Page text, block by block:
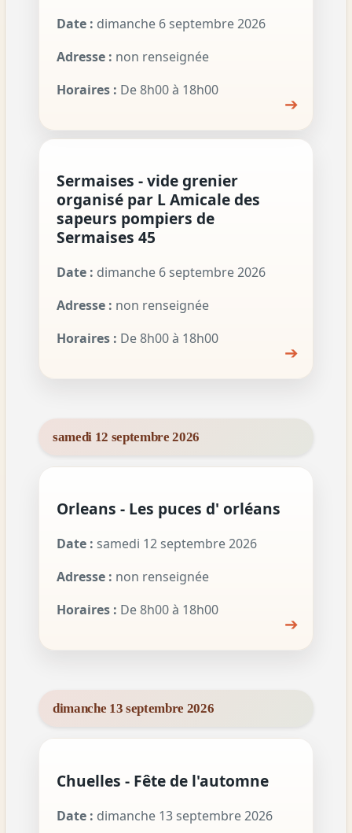
Date : dimanche 6 septembre 2026
Adresse : non renseignée
Horaires : De 8h00 à 18h00
➔
Sermaises - vide grenier
organisé par L Amicale des
sapeurs pompiers de
Sermaises 45
Date : dimanche 6 septembre 2026
Adresse : non renseignée
Horaires : De 8h00 à 18h00
➔
samedi 12 septembre 2026
Orleans - Les puces d' orléans
Date : samedi 12 septembre 2026
Adresse : non renseignée
Horaires : De 8h00 à 18h00
➔
dimanche 13 septembre 2026
Chuelles - Fête de l'automne
Date : dimanche 13 septembre 2026